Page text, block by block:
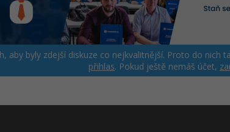
aby byly zdejší diskuze co nejkvalitnější. Proto do
přihlas. Pokud ještě nemáš účet,